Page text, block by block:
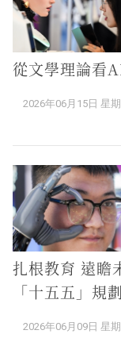
從文學理論看
2026年06月15日 星
扎根教育 遠瞻
「十五五」規劃
2026年06月09日 星